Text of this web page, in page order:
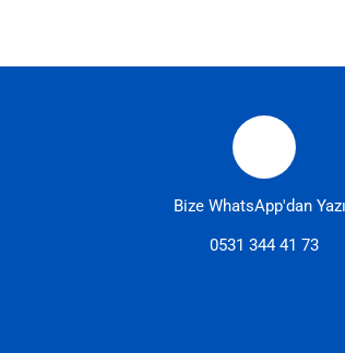
Bize WhatsApp'dan
0531 344 41 73